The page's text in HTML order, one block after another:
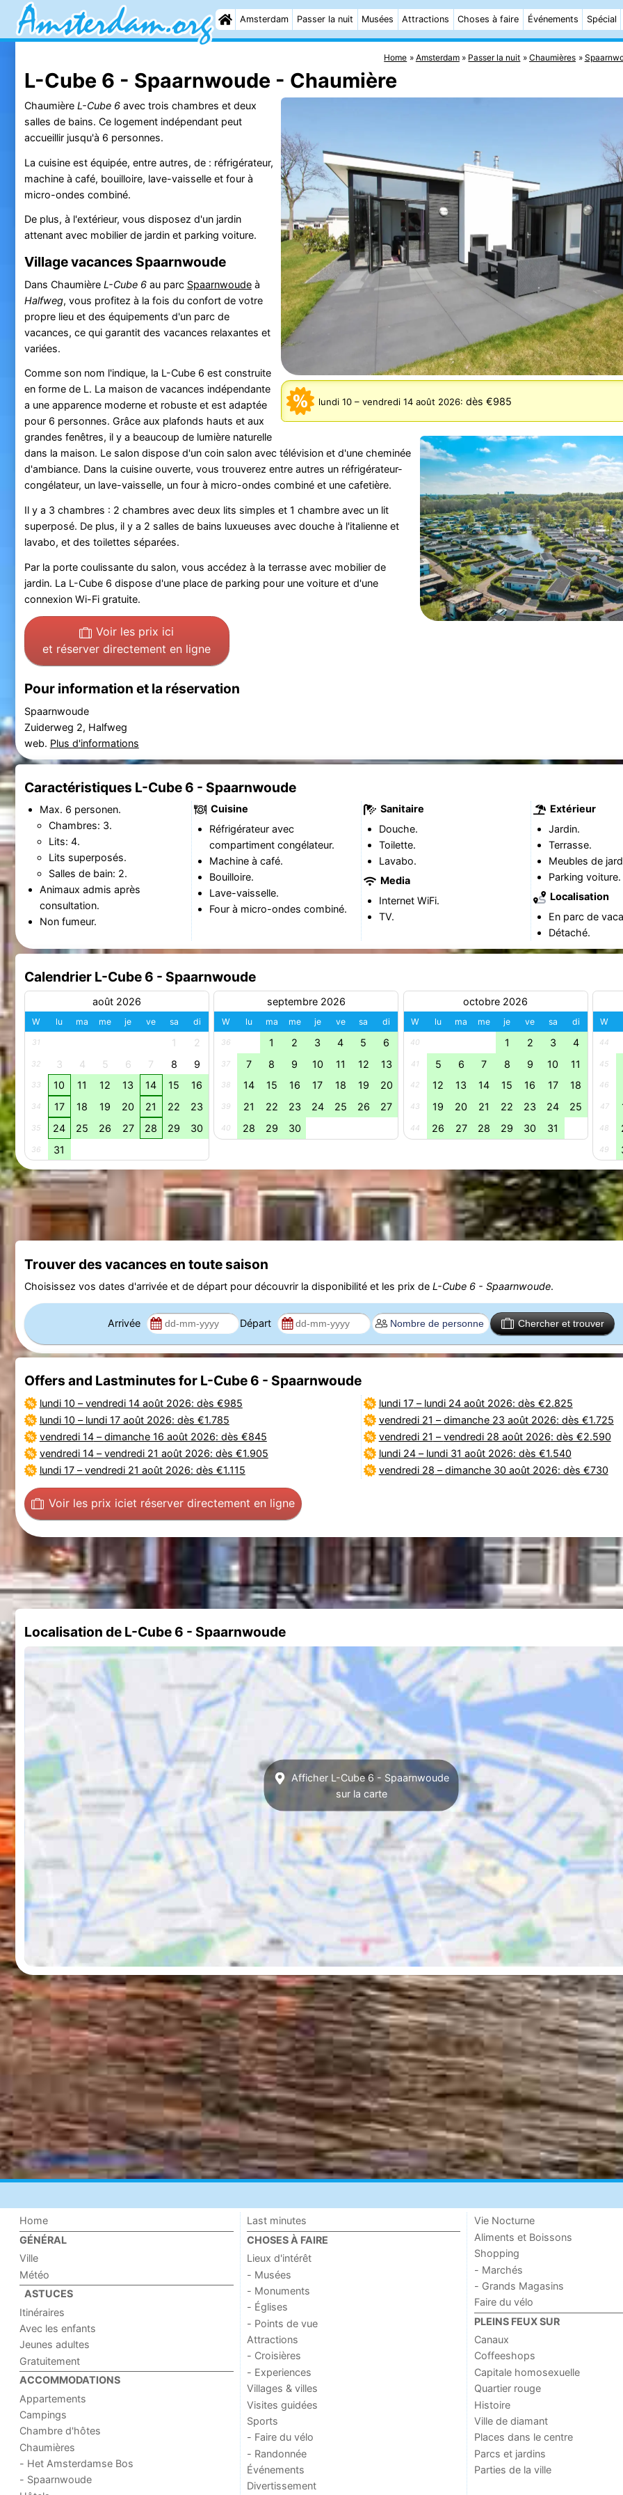
Amsterdam Passer la nuit Musées Attractions Choses à faire Événements Spécial
Home Amsterdam Passer la nuit Chaumières
L-Cube 6 - Spaarnwoude - Chaumière
lundi 10– vendredi 14 août 2026: dès €985
Chaumière L-Cube 6avec trois chambres et deux
salles de bains. Ce logement indépendant peut
accueillir jusqu'à 6 personnes.
La cuisine est équipée, entre autres, de : réfrigérateur,
machine à café, bouilloire, lave-vaisselle et four à
micro-ondes combiné.
De plus, à l'extérieur, vous disposez d'un jardin
attenant avec mobilier de jardin et parking voiture.
Village vacances Spaarnwoude
Dans Chaumière L-Cube 6au parc Spaarnwoudeà
Halfweg, vous profitez à la fois du confort de votre
propre lieu et des équipements d'un parc de
vacances, ce qui garantit des vacances relaxantes et
variées.
Comme son nom l'indique, la L-Cube 6 est construite
en forme de L. La maison de vacances indépendante
a une apparence moderne et robuste et est adaptée
pour 6 personnes. Grâce aux plafonds hauts et aux
grandes fenêtres, il y a beaucoup de lumière naturelle
dans la maison. Le salon dispose d'un coin salon avec télévision et d'une cheminée
d'ambiance. Dans la cuisine ouverte, vous trouverez entre autres un réfrigérateur-
congélateur, un lave-vaisselle, un four à micro-ondes combiné et une cafetière.
Il y a 3 chambres : 2 chambres avec deux lits simples et 1 chambre avec un lit
superposé. De plus, il y a 2 salles de bains luxueuses avec douche à l'italienne et
lavabo, et des toilettes séparées.
Par la porte coulissante du salon, vous accédez à la terrasse avec mobilier de
jardin. La L-Cube 6 dispose d'une place de parking pour une voiture et d'une
connexion Wi-Fi gratuite.
Voir les prix ici
et réserver directement en ligne
Pour information et la réservation
Spaarnwoude
Zuiderweg 2, Halfweg
web. Plus d'informations
Caractéristiques L-Cube 6 - Spaarnwoude
Max. 6 personen.
Chambres: 3.
Lits: 4.
Lits superposés.
Salles de bain: 2.
Animaux admis après
consultation.
Non fumeur.
Cuisine
Réfrigérateur avec
compartiment congélateur.
Machine à café.
Bouilloire.
Lave-vaisselle.
Four à micro-ondes combiné.
Sanitaire
Douche.
Toilette.
Lavabo.
Media
Internet WiFi.
TV.
Extérieur
Jardin.
Terrasse.
Meubles de
Parking voiture.
Localisation
En parc de
Détaché.
Calendrier L-Cube 6 - Spaarnwoude
août 2026
W lu ma me je ve sa di
31 1 2
32 3 4 5 6 7 8 9
33 10 11 12 13 14 15 16
34 17 18 19 20 21 22 23
35 24 25 26 27 28 29 30
36 31
septembre 2026
W lu ma me je ve sa di
36 1 2 3 4 5 6
37 7 8 9 10 11 12 13
38 14 15 16 17 18 19 20
39 21 22 23 24 25 26 27
40 28 29 30
octobre 2026
W lu ma me je ve sa di
40 1 2 3 4
41 5 6 7 8 9 10 11
42 12 13 14 15 16 17 18
43 19 20 21 22 23 24 25
44 26 27 28 29 30 31
W
44
45
46
47
48
49
Trouver des vacances en toute saison
Choisissez vos dates d'arrivée et de départ pour découvrir la disponibilité et les prix de L-Cube 6 - Spaarnwoude.
Arrivée Départ Chercher et trouver
Offers and Lastminutes for L-Cube 6 - Spaarnwoude
lundi 10 –vendredi 14 août 2026: dès €985
lundi 10 – lundi 17 août 2026: dès €1.785
vendredi 14–dimanche 16 août 2026: dès €845
vendredi 14–vendredi 21 août 2026: dès €1.905
lundi 17–vendredi 21 août 2026: dès €1.115
lundi 17– lundi 24 août 2026: dès €2.825
vendredi 21 –dimanche 23 août 2026: dès €1.725
vendredi 21 –vendredi 28 août 2026: dès €2.590
lundi 24– lundi 31 août 2026: dès €1.540
vendredi 28 –dimanche 30 août 2026: dès €730
Voir les prix iciet réserver directement en ligne
Localisation de L-Cube 6 - Spaarnwoude
Afficher L-Cube 6 - Spaarnwoude
sur la carte
Home
GÉNÉRAL
Ville
Météo
ASTUCES
Itinéraires
Avec les enfants
Jeunes adultes
Gratuitement
ACCOMMODATIONS
Appartements
Campings
Chambre d'hôtes
Chaumières
- Het Amsterdamse Bos
- Spaarnwoude
Last minutes
CHOSES À FAIRE
Lieux d'intérêt
- Musées
- Monuments
- Églises
- Points de vue
Attractions
- Croisières
- Experiences
Villages & villes
Visites guidées
Sports
- Faire du vélo
- Randonnée
Événements
Divertissement
Vie Nocturne
Aliments et Boissons
Shopping
- Marchés
- Grands Magasins
Faire du vélo
PLEINS FEUX SUR
Canaux
Coffeeshops
Capitale homosexuelle
Quartier rouge
Histoire
Ville de diamant
Places dans le centre
Parcs et jardins
Parties de la ville